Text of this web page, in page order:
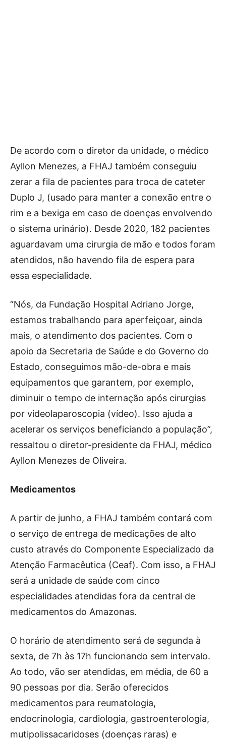
De acordo com o diretor da unidade, o médico
Ayllon Menezes, a FHAJ também conseguiu
zerar a fila de pacientes para troca de cateter
Duplo J, (usado para manter a conexão entre o
rim e a bexiga em caso de doenças envolvendo
o sistema urinário). Desde 2020, 182 pacientes
aguardavam uma cirurgia de mão e todos foram
atendidos, não havendo fila de espera para
essa especialidade.
“Nós, da Fundação Hospital Adriano Jorge,
estamos trabalhando para aperfeiçoar, ainda
mais, o atendimento dos pacientes. Com o
apoio da Secretaria de Saúde e do Governo do
Estado, conseguimos mão-de-obra e mais
equipamentos que garantem, por exemplo,
diminuir o tempo de internação após cirurgias
por videolaparoscopia (vídeo). Isso ajuda a
acelerar os serviços beneficiando a população”,
ressaltou o diretor-presidente da FHAJ, médico
Ayllon Menezes de Oliveira.
Medicamentos
A partir de junho, a FHAJ também contará com
o serviço de entrega de medicações de alto
custo através do Componente Especializado da
Atenção Farmacêutica (Ceaf). Com isso, a FHAJ
será a unidade de saúde com cinco
especialidades atendidas fora da central de
medicamentos do Amazonas.
O horário de atendimento será de segunda à
sexta, de 7h às 17h funcionando sem intervalo.
Ao todo, vão ser atendidas, em média, de 60 a
90 pessoas por dia. Serão oferecidos
medicamentos para reumatologia,
endocrinologia, cardiologia, gastroenterologia,
mutipolissacaridoses (doenças raras) e